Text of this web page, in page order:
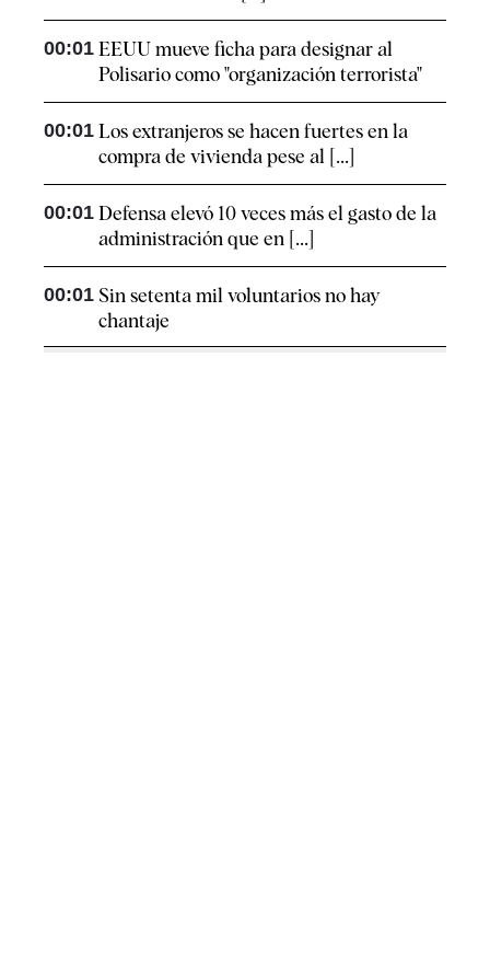
00:01 EEUU mueve ficha para designar al
Polisario como "organización terrorista"
00:01 Los extranjeros se hacen fuertes en la
compra de vivienda pese al [...]
00:01 Defensa elevó 10 veces más el gasto de la
administración que en [...]
00:01 Sin setenta mil voluntarios no hay
chantaje